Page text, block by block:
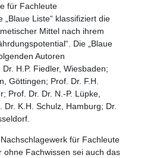
für Fachleute
„Blaue Liste“ klassifiziert die
Mittel nach ihrem
Die „Blaue
Autoren
H.P. Fiedler, Wiesbaden;
Göttingen; Prof. Dr. F.H.
Prof. Dr. Dr. N.-P. Lüpke,
Dr. K.H. Schulz, Hamburg; Dr.
für Fachleute
ohne Fachwissen sei auch das